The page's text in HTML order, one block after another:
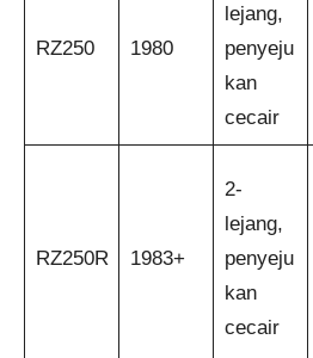
RZ250 1980
lejang,
penyeju
kan
cecair
RZ250R 1983+
2-
lejang,
penyeju
kan
cecair